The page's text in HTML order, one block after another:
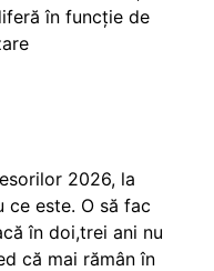
în funcție de
2026, la
ce este. O să fac
în doi,trei ani nu
că mai rămân în